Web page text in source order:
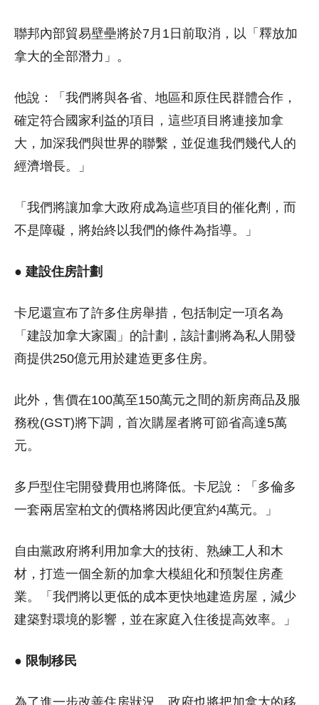
聯邦內部貿易壁壘將於7月1日前取消，以「釋放加
拿大的全部潛力」。
他說：「我們將與各省、地區和原住民群體合作，
確定符合國家利益的項目，這些項目將連接加拿
大，加深我們與世界的聯繫，並促進我們幾代人的
經濟增長。」
「我們將讓加拿大政府成為這些項目的催化劑，而
不是障礙，將始終以我們的條件為指導。」
● 建設住房計劃
卡尼還宣布了許多住房舉措，包括制定一項名為
「建設加拿大家園」的計劃，該計劃將為私人開發
商提供250億元用於建造更多住房。
此外，售價在100萬至150萬元之間的新房商品及服
務稅(GST)將下調，首次購屋者將可節省高達5萬
元。
多戶型住宅開發費用也將降低。卡尼說：「多倫多
一套兩居室柏文的價格將因此便宜約4萬元。」
自由黨政府將利用加拿大的技術、熟練工人和木
材，打造一個全新的加拿大模組化和預製住房產
業。「我們將以更低的成本更快地建造房屋，減少
建築對環境的影響，並在家庭入住後提高效率。」
● 限制移民
為了進一步改善住房狀況，政府也將把加拿大的移